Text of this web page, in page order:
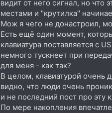
видит от него сигнал, но что
местами и "крутилка"
Мож я чего не донастроил,
Есть ещё один момент,
клавиатура поставляется с
немного тускнеет при
для меня - как так?
В целом, клавиатурой очень
видно, что люди очень
и не последний пост про эту
По мере накопления